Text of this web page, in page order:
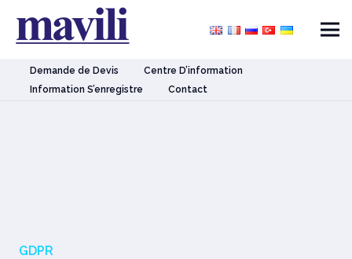
Demande de Devis
Centre D’information
Information S’enregistre
Contact
GDPR